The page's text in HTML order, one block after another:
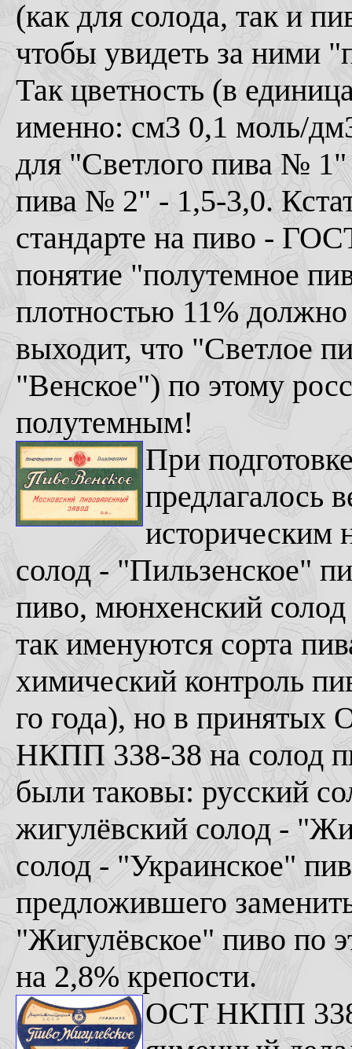
(как для солода, так и
чтобы увидеть за ними
Так цветность (в
именно: см3 0,1 моль/
для "Светлого пива №
пива № 2" - 1,5-3,0.
стандарте на пиво -
понятие "полутемное
плотностью 11% должно
выходит, что "Светлое
"Венское") по этому
полутемным!
При
предлагалось
историческим
солод - "Пильзенское"
пиво, мюнхенский
так именуются сорта
химический контроль
го года), но в
НКПП 338-38 на солод
были таковы: русский
жигулёвский солод -
солод - "Украинское"
предложившего
"Жигулёвское" пиво по
на 2,8% крепости.
ОСТ НКПП